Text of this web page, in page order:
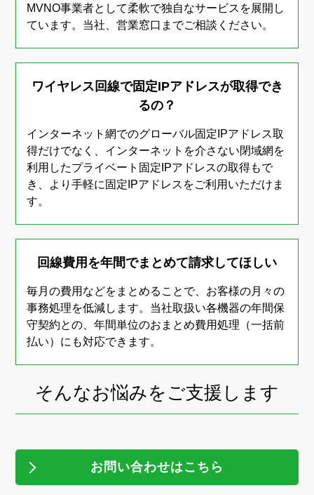
MVNO事業者として柔軟で独自なサービスを展開し
ています。 当社、営業窓口までご相談ください。
ワイヤレス回線で固定IPアドレスが取得でき
るの？
インターネット網でのグローバル固定IPアドレス取
得だけでなく、インターネットを介さない閉域網を
利用したプライベート固定IPアドレスの取得もで
き、より手軽に固定IPアドレスをご利用いただけま
す。
回線費用を年間でまとめて請求してほしい
毎月の費用などをまとめることで、お客様の月々の
事務処理を低減します。当社取扱い各機器の年間保
守契約との、年間単位のおまとめ費用処理（一括前
払い）にも対応できます。
そんなお悩みをご支援します
お問い合わせはこちら